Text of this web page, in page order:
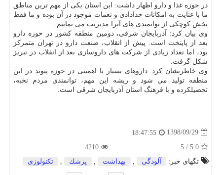
در حوزه غذا و دارو اظهار داشت: این استان یكی از مهم ترین مناطق
ما با عنایت به امكانات خدادادی و نعمات موجود در آن بوده و ما فقط
بخش كوچكی از توانمندی های آنرا مدیریت می نماییم.
وی بیان كرد: آذربایجان شرقی، دومین منطقه كشور در حوزه دارو
بعد از پایتخت است. پیش از انقلاب، صنعت دارو در تهران متمركز
بود، اما تعداد زیادی از شركت های داروسازی بعد از انقلاب در تبریز
شكل گرفت.
وی خاطرنشان كرد: داروهای بسیار با اهمیتی در حوزه پیوند در این
منطقه تولید می شود و ریشه این مهم، توانمندی مردم نخبه،
تحصیلكرده و با فرهنگ استان آذربایجان شرقی است.
1398/09/29
18:47:55
5.0
/
5
4210
تگهای خبر:
آلودگی بهداشت پزشك تكنولوژی